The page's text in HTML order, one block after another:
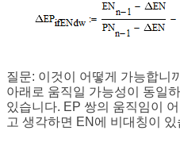
질문: 이것이 어떻게 가능합니
아래로 움직일 가능성이 동일
있습니다. EP 쌍의 움직임이
고 생각하면 EN에 비대칭이 있